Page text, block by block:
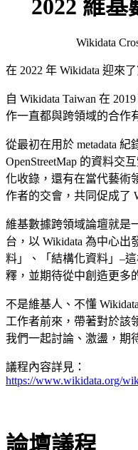
2022 維
Wikidata
在 2022 年 Wikidata 迎來
自 Wikidata Taiwan 在
作一直都與跨領域的合作
從最初在用於 metadata
OpenStreetMap 的資料交
化收錄，還有在當代藝術
作者的交會，共同促成了
維基數據跨領域論壇就是
台，以 Wikidata 為中心
料」、「結構化資料」–
釋，並期待從中創造更多
不是維基人、不懂
工作者前來，帶著對於該
我們一起討論、激盪，期
議程內容詳見：
https://www.wikidata.org/